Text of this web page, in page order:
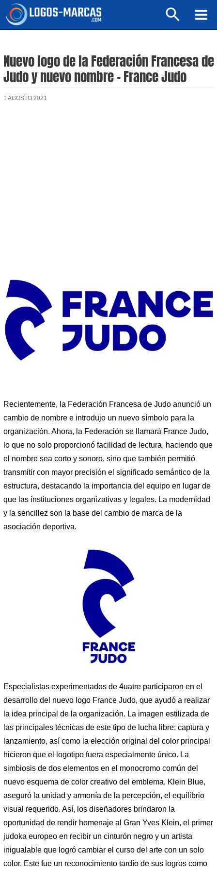
Buscar
Nuevo logo de la Federación Francesa de
Judo y nuevo nombre – France Judo
1 AGOSTO 2021
Recientemente, la Federación Francesa de Judo anunció un
cambio de nombre e introdujo un nuevo símbolo para la
organización. Ahora, la Federación se llamará France Judo,
lo que no solo proporcionó facilidad de lectura, haciendo que
el nombre sea corto y sonoro, sino que también permitió
transmitir con mayor precisión el significado semántico de la
estructura, destacando la importancia del equipo en lugar de
que las instituciones organizativas y legales. La modernidad
y la sencillez son la base del cambio de marca de la
asociación deportiva.
Especialistas experimentados de 4uatre participaron en el
desarrollo del nuevo logo France Judo, que ayudó a realizar
la idea principal de la organización. La imagen estilizada de
las principales técnicas de este tipo de lucha libre: captura y
lanzamiento, así como la elección original del color principal
hicieron que el logotipo fuera especialmente único. La
simbiosis de dos elementos en el monocromo común del
nuevo esquema de color creativo del emblema, Klein Blue,
aseguró la unidad y armonía de la percepción, el equilibrio
visual requerido. Así, los diseñadores brindaron la
oportunidad de rendir homenaje al Gran Yves Klein, el primer
judoka europeo en recibir un cinturón negro y un artista
inigualable que logró cambiar el curso del arte con un solo
color. Este fue un reconocimiento tardío de sus logros como